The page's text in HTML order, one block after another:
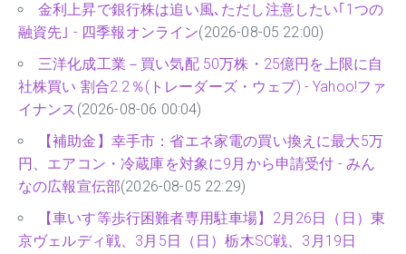
金利上昇で銀行株は追い風､ただし注意したい｢1つの
融資先｣ - 四季報オンライン(2026-08-05 22:00)
三洋化成工業－買い気配 50万株・25億円を上限に自
社株買い 割合2.2％(トレーダーズ・ウェブ) - Yahoo!ファ
イナンス (2026-08-06 00:04)
【補助金】幸手市：省エネ家電の買い換えに最大5万
円、エアコン・冷蔵庫を対象に9月から申請受付 - みん
なの広報宣伝部(2026-08-05 22:29)
【車いす等歩行困難者専用駐車場】2月26日（日）東
京ヴェルディ戦、3月5日（日）栃木SC戦、3月19日